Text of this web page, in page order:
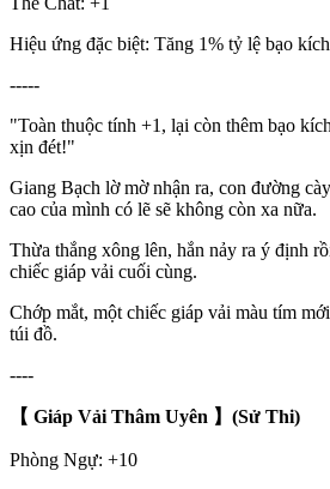
Hiệu ứng đặc biệt: Tăng 1% tỷ lệ bạo
-----
"Toàn thuộc tính +1, lại còn thêm bạo
xịn đét!"
Giang Bạch lờ mờ nhận ra, con đường
cao của mình có lẽ sẽ không còn xa nữa.
Thừa thắng xông lên, hắn nảy ra ý định
chiếc giáp vải cuối cùng.
Chớp mắt, một chiếc giáp vải màu tím
túi đồ.
----
【 Giáp Vải Thâm Uyên 】(Sử Thi)
Phòng Ngự: +10